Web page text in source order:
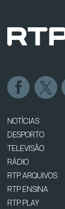
NOTÍCIAS
DESPORTO
TELEVISÃO
RÁDIO
RTP ARQUIVOS
RTP ENSINA
RTP PLAY